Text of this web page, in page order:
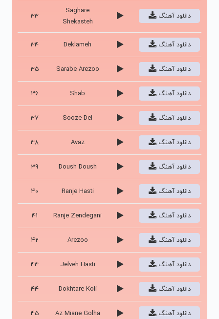
33
Saghare
Shekasteh
دانلود آهنگ
34 Deklameh دانلود آهنگ
35 Sarabe Arezoo دانلود آهنگ
36 Shab دانلود آهنگ
37 Sooze Del دانلود آهنگ
38 Avaz دانلود آهنگ
39 Doush Doush دانلود آهنگ
40 Ranje Hasti دانلود آهنگ
41 Ranje Zendegani دانلود آهنگ
42 Arezoo دانلود آهنگ
43 Jelveh Hasti دانلود آهنگ
44 Dokhtare Koli دانلود آهنگ
45 Az Miane Golha دانلود آهنگ